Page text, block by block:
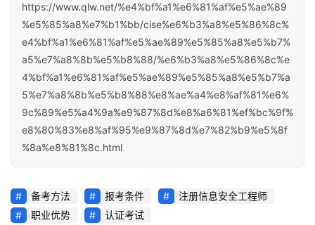
https://www.qlw.net/%e4%bf%a1%e6%81%af%e5%ae%89
%e5%85%a8%e7%b1%bb/cise%e6%b3%a8%e5%86%8c%
e4%bf%a1%e6%81%af%e5%ae%89%e5%85%a8%e5%b7%
a5%e7%a8%8b%e5%b8%88/%e6%b3%a8%e5%86%8c%e
4%bf%a1%e6%81%af%e5%ae%89%e5%85%a8%e5%b7%a
5%e7%a8%8b%e5%b8%88%e8%ae%a4%e8%af%81%e6%
9c%89%e5%a4%9a%e9%87%8d%e8%a6%81%ef%bc%9f%
e8%80%83%e8%af%95%e9%87%8d%e7%82%b9%e5%8f
%8a%e8%81%8c.html
备考方法 报考条件
注册信息安全工程师
职业优势
认证考试